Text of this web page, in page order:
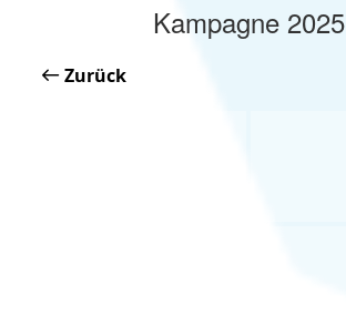
Kampagne 2025
Zurück